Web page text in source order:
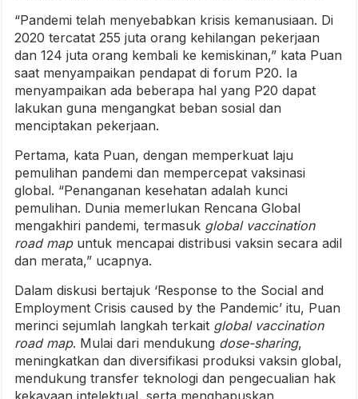
“Pandemi telah menyebabkan krisis kemanusiaan. Di
2020 tercatat 255 juta orang kehilangan pekerjaan
dan 124 juta orang kembali ke kemiskinan,” kata Puan
saat menyampaikan pendapat di forum P20. Ia
menyampaikan ada beberapa hal yang P20 dapat
lakukan guna mengangkat beban sosial dan
menciptakan pekerjaan.
Pertama, kata Puan, dengan memperkuat laju
pemulihan pandemi dan mempercepat vaksinasi
global. “Penanganan kesehatan adalah kunci
pemulihan. Dunia memerlukan Rencana Global
mengakhiri pandemi, termasuk global vaccination
road mapuntuk mencapai distribusi vaksin secara adil
dan merata,” ucapnya.
Dalam diskusi bertajuk ‘Response to the Social and
Employment Crisis caused by the Pandemic’ itu, Puan
merinci sejumlah langkah terkait global vaccination
road map. Mulai dari mendukung dose-sharing,
meningkatkan dan diversifikasi produksi vaksin global,
mendukung transfer teknologi dan pengecualian hak